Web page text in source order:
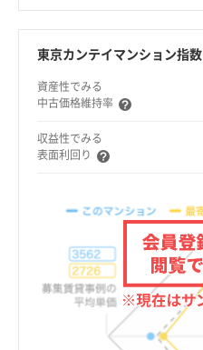
東京カンテイマンション指数
資産性でみる
中古価格維持率
収益性でみる
表面利回り